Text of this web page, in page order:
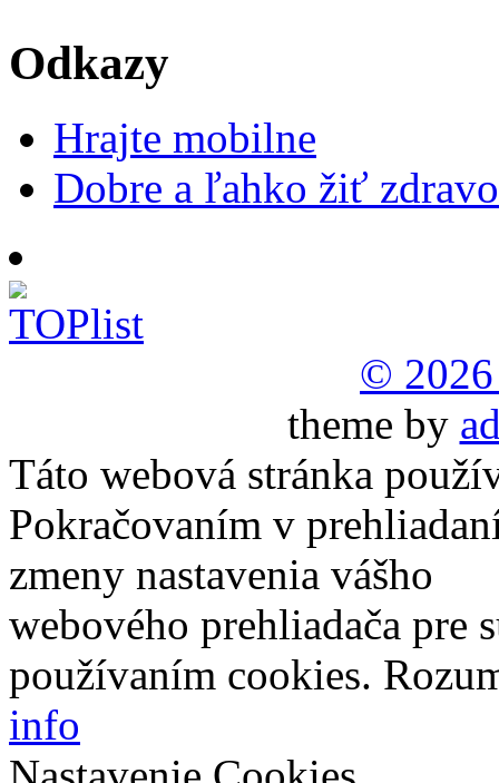
Odkazy
Hrajte mobilne
Dobre a ľahko žiť zdravo
©
theme by
Táto webová stránka
Pokračovaním v
zmeny nastavenia vášho
webového prehliadača pre
používaním cookies.
info